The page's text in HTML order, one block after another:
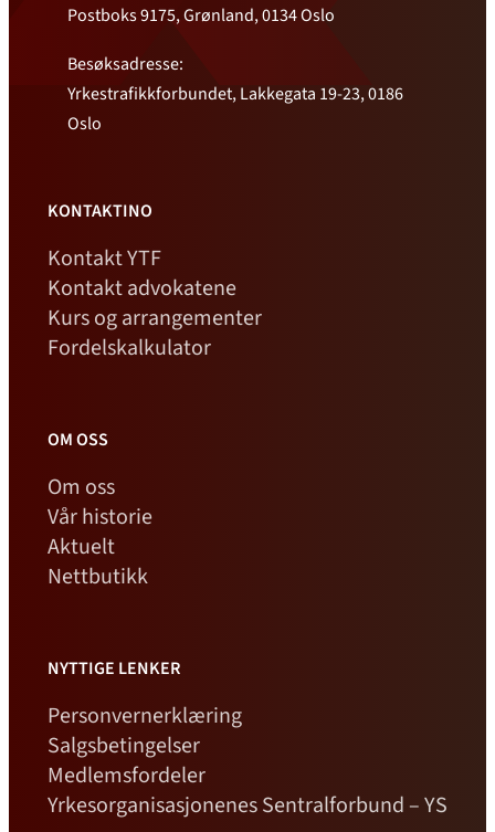
Postboks 9175, Grønland, 0134 Oslo
Besøksadresse:
Yrkestrafikkforbundet, Lakkegata 19-23, 0186
Oslo
KONTAKTINO
Kontakt YTF
Kontakt advokatene
Kurs og arrangementer
Fordelskalkulator
OM OSS
Om oss
Vår historie
Aktuelt
Nettbutikk
NYTTIGE LENKER
Personvernerklæring
Salgsbetingelser
Medlemsfordeler
Yrkesorganisasjonenes Sentralforbund – YS